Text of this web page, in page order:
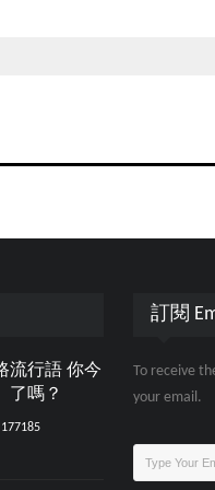
流行語 你今
了嗎？
177185
訂閱
To receive
your email.